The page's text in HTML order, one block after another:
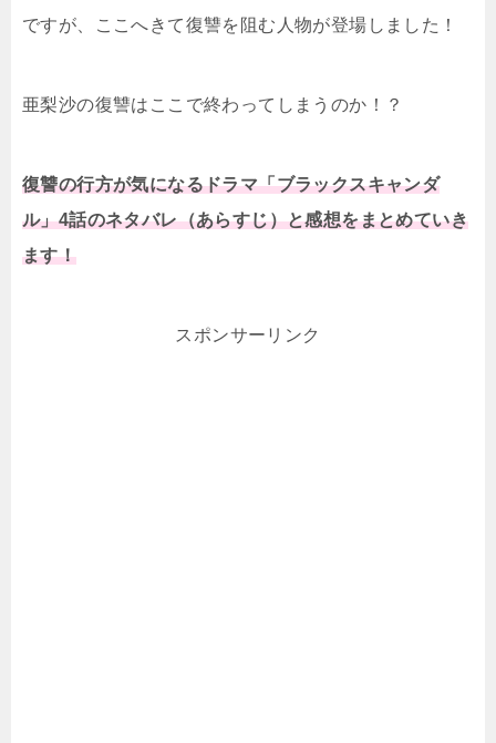
ですが、ここへきて復讐を阻む人物が登場しました！
亜梨沙の復讐はここで終わってしまうのか！？
復讐の行方が気になるドラマ「ブラックスキャンダ
ル」4話のネタバレ（あらすじ）と感想をまとめていき
ます！
スポンサーリンク